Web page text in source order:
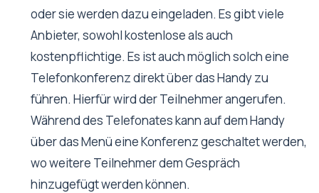
oder sie werden dazu eingeladen. Es gibt viele
Anbieter, sowohl kostenlose als auch
kostenpflichtige. Es ist auch möglich solch eine
Telefonkonferenz direkt über das Handy zu
führen. Hierfür wird der Teilnehmer angerufen.
Während des Telefonates kann auf dem Handy
über das Menü eine Konferenz geschaltet werden,
wo weitere Teilnehmer dem Gespräch
hinzugefügt werden können.